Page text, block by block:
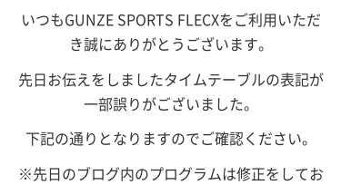
いつもGUNZE SPORTS FLECXをご利用いただ
き誠にありがとうございます。
先日お伝えをしましたタイムテーブルの表記が
一部誤りがございました。
下記の通りとなりますのでご確認ください。
※先日のブログ内のプログラムは修正をしてお